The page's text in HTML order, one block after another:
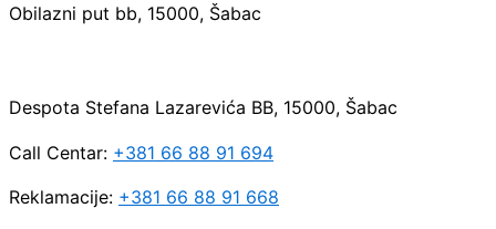
Obilazni put bb, 15000, Šabac
Despota Stefana Lazarevića BB, 15000, Šabac
Call Centar: +381 66 88 91 694
Reklamacije: +381 66 88 91 668